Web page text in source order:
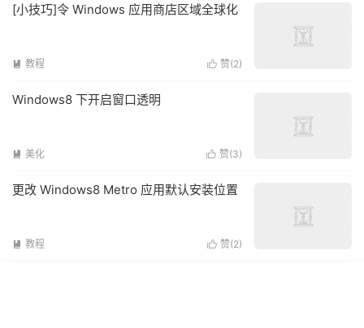
[小技巧]令 Windows 应用商店区域全球化
 赞(2)
 教程
Windows8 下开启窗口透明
 赞(3)
 美化
更改 Windows8 Metro 应用默认安装位置
 赞(2)
 教程